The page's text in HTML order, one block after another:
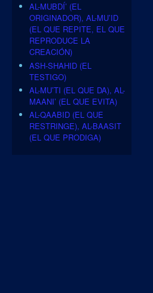
AL-MUBDÍ’ (EL
ORIGINADOR), AL-MU’ID
(EL QUE REPITE, EL QUE
REPRODUCE LA
CREACIÓN)
ASH-SHAHID (EL
TESTIGO)
AL-MU’TI (EL QUE DA), AL-
MAANI’ (EL QUE EVITA)
AL-QAABID (EL QUE
RESTRINGE), AL-BAASIT
(EL QUE PRODIGA)